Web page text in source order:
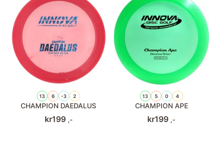
13 6 -3 2
CHAMPION DAEDALUS
kr199 ,-
13 5 0 4
CHAMPION APE
kr199 ,-